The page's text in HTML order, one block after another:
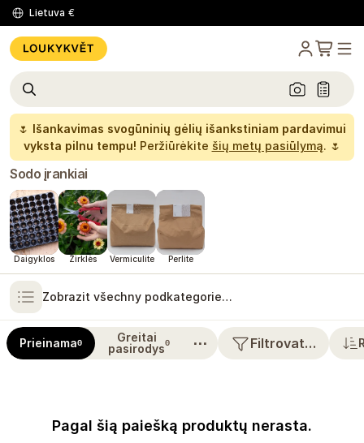
Lietuva €
🌷 Išankavimas svogūninių gėlių išankstiniam pardavimui
vyksta pilnu tempu! Peržiūrėkite šių metų pasiūlymą. 🌷
Sodo įrankiai
Daigyklos Žirklės Vermiculite Perlite
Zobrazit všechny podkategorie…
Prieinama0
Greitai
pasirodys0 ⋯ Filtrovat…
Pagal šią paiešką produktų nerasta.